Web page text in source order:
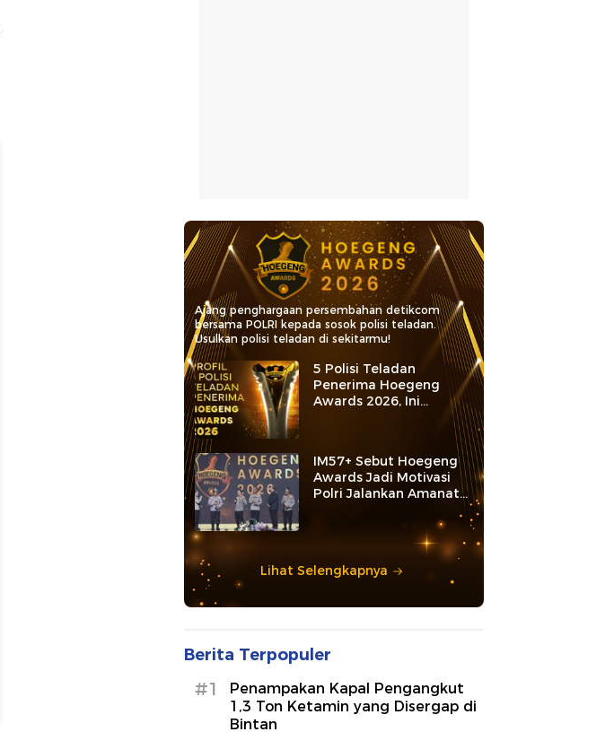
Ajang penghargaan persembahan detikcom
bersama POLRI kepada sosok polisi teladan.
Usulkan polisi teladan di sekitarmu!
5 Polisi Teladan
Penerima Hoegeng
Awards 2026, Ini
Kategori dan Kiprahnya
IM57+ Sebut Hoegeng
Awards Jadi Motivasi
Polri Jalankan Amanat
Lihat Selengkapnya
Berita Terpopuler
#1
Penampakan Kapal Pengangkut
1,3 Ton Ketamin yang Disergap di
Bintan